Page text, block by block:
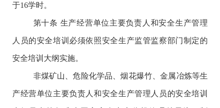
于16学时。
第十条 生产经营单位主要负责人和安全生产管理
人员的安全培训必须依照安全生产监管监察部门制定的
安全培训大纲实施。
非煤矿山、危险化学品、烟花爆竹、金属冶炼等生
产经营单位主要负责人和安全生产管理人员的安全培训